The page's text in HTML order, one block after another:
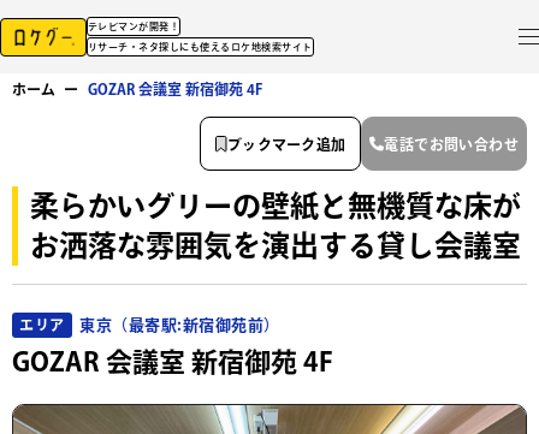
テレビマンが開発！
リサーチ・ネタ探しにも使えるロケ地検索サイト
ホーム ー GOZAR 会議室 新宿御苑 4F
柔らかいグリーの壁紙と無機質な床が
お洒落な雰囲気を演出する貸し会議室
エリア 東京（最寄駅:新宿御苑前）
GOZAR 会議室 新宿御苑 4F
ブックマーク追加 電話でお問い合わせ